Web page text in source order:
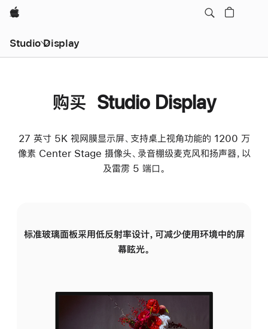
Apple
Studio Display
购买 Studio Display
27 英寸 5K 视网膜显示屏、支持桌上视角功能的 1200 万
像素 Center Stage 摄像头、录音棚级麦克风和扬声器，以
及雷雳 5 端口。
标准玻璃面板采用低反射率设计，可减少使用环境中的屏
幕眩光。